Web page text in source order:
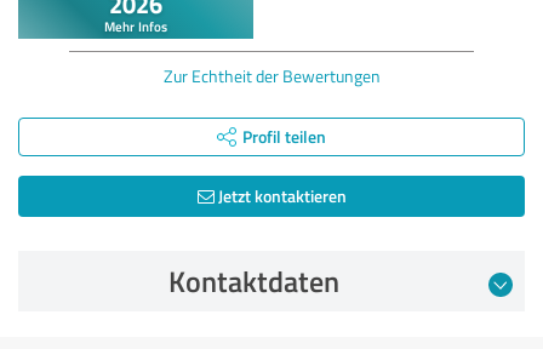
Zur Echtheit der Bewertungen
Profil teilen
Jetzt kontaktieren
Kontaktdaten